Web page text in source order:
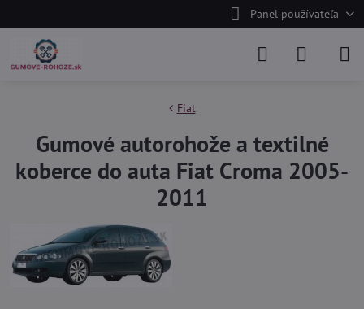
Panel používateľa
Fiat
Gumové autorohože a textilné
koberce do auta Fiat Croma 2005-
2011